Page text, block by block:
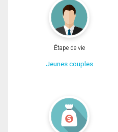
Étape de vie
Jeunes couples